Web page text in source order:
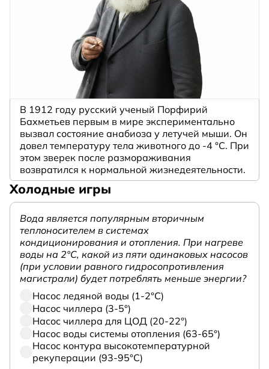
В 1912 году русский ученый Порфирий
Бахметьев первым в мире экспериментально
вызвал состояние анабиоза у летучей мыши. Он
довел температуру тела животного до -4 °C. При
этом зверек после размораживания
возвратился к нормальной жизнедеятельности.
Холодные игры
Вода является популярным вторичным
теплоносителем в системах
кондиционирования и отопления. При нагреве
воды на 2°С, какой из пяти одинаковых насосов
(при условии равного гидросопротивления
магистрали) будет потреблять меньше энергии?
Насос ледяной воды (1-2°С)
Насос чиллера (3-5°)
Насос чиллера для ЦОД (20-22°)
Насос воды системы отопления (63-65°)
Насос контура высокотемпературной
рекуперации (93-95°С)